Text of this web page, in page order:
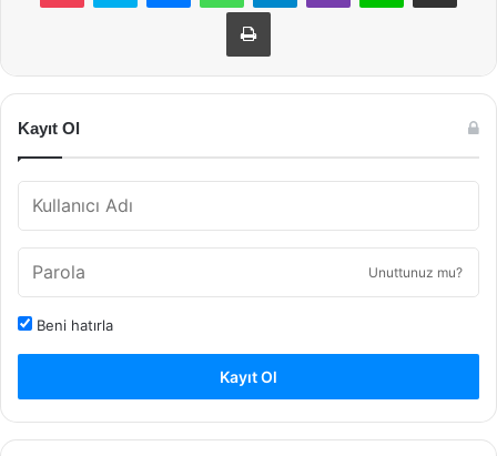
Yazdır
Kayıt Ol
Unuttunuz mu?
Beni hatırla
Kayıt Ol